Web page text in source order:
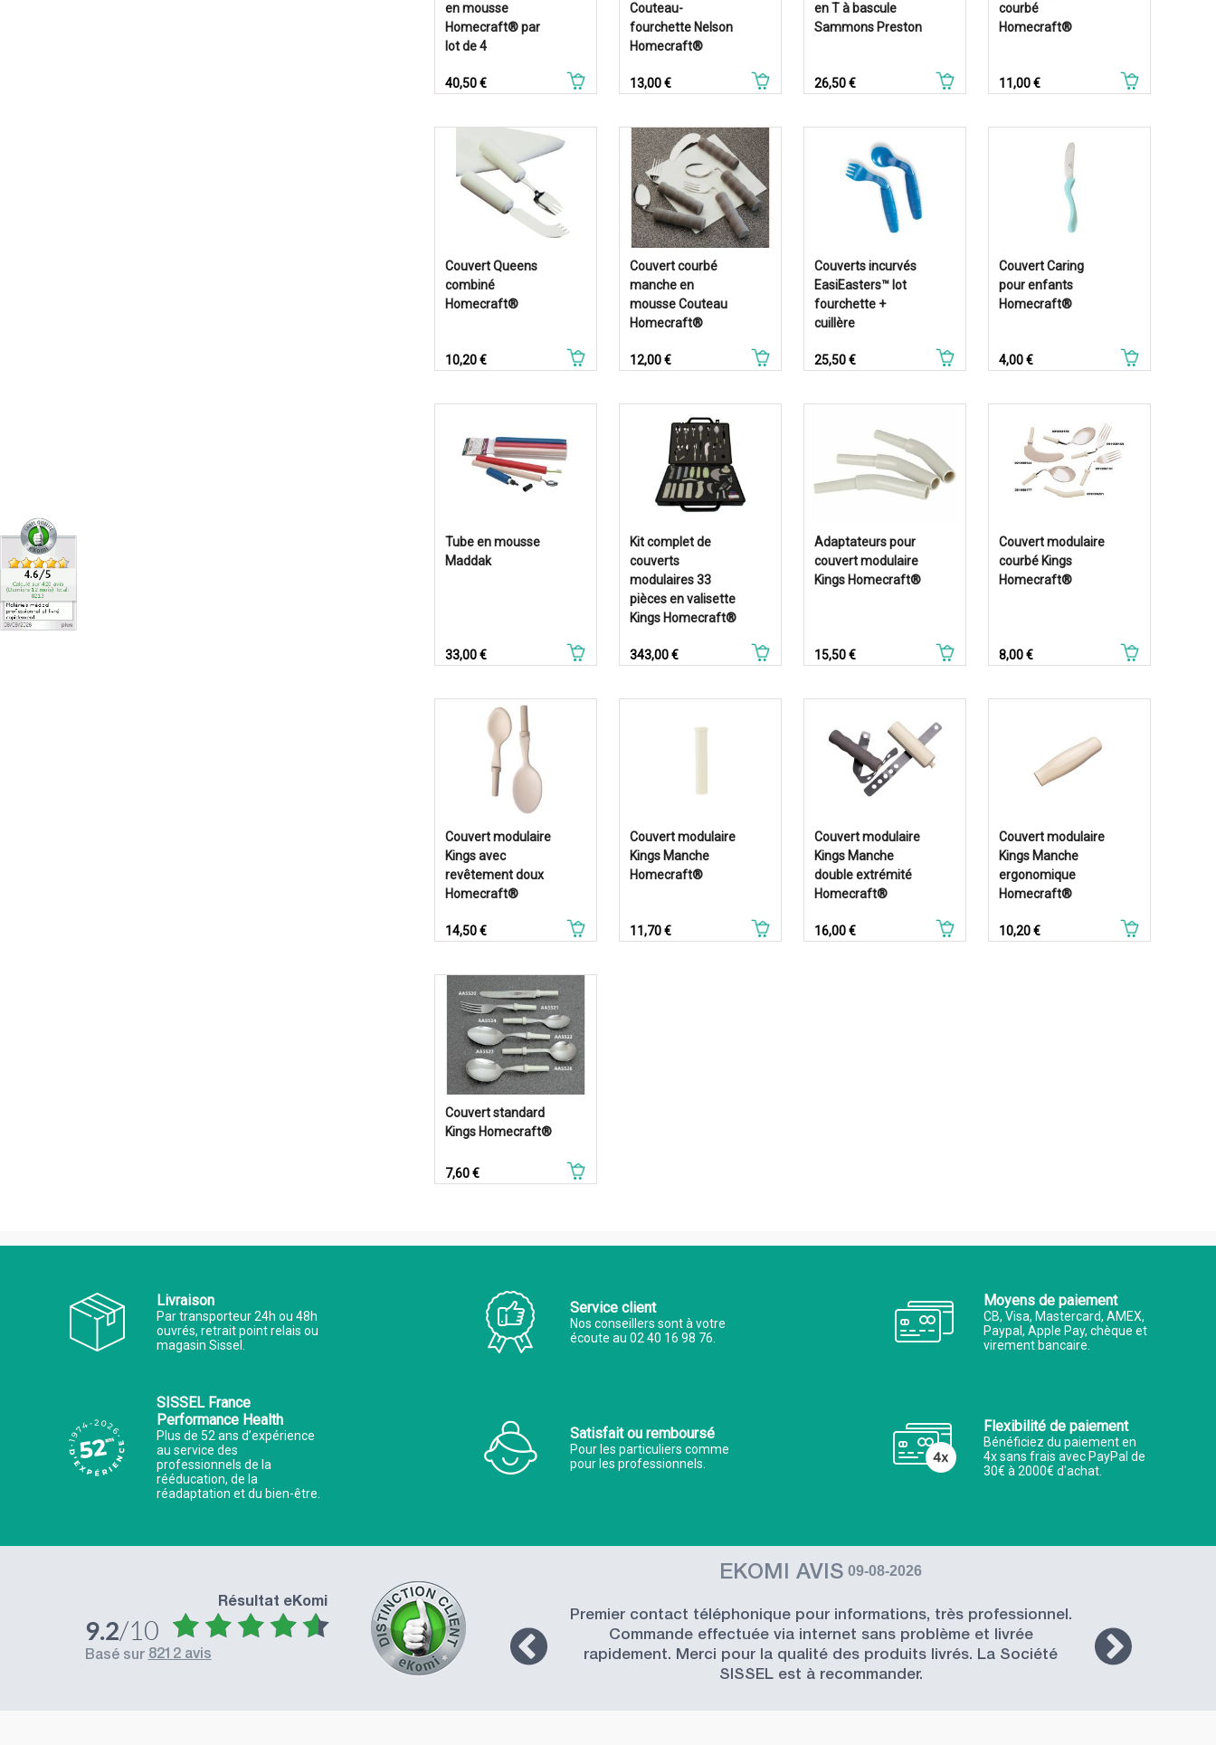
en mousse
Homecraft® par
lot de 4
Prix
40,50 €
Couteau-
fourchette Nelson
Homecraft®
Prix
13,00 €
en T à bascule
Sammons Preston
Prix
26,50 €
courbé
Homecraft®
Prix
11,00 €
Couvert Queens
combiné
Homecraft®
Prix
10,20 €
Couvert courbé
manche en
mousse Couteau
Homecraft®
Prix
12,00 €
Couverts incurvés
EasiEasters™ lot
fourchette +
cuillère
Prix
25,50 €
Couvert Caring
pour enfants
Homecraft®
Prix
4,00 €
Tube en mousse
Maddak
Prix
33,00 €
Kit complet de
couverts
modulaires 33
pièces en valisette
Kings Homecraft®
Prix
343,00 €
Adaptateurs pour
couvert modulaire
Kings Homecraft®
Prix
15,50 €
Couvert modulaire
courbé Kings
Homecraft®
Prix
8,00 €
Couvert modulaire
Kings avec
revêtement doux
Homecraft®
Prix
14,50 €
Couvert modulaire
Kings Manche
Homecraft®
Prix
11,70 €
Couvert modulaire
Kings Manche
double extrémité
Homecraft®
Prix
16,00 €
Couvert modulaire
Kings Manche
ergonomique
Homecraft®
Prix
10,20 €
Couvert standard
Kings Homecraft®
Prix
7,60 €
Livraison
Par transporteur 24h ou 48h
ouvrés, retrait point relais ou
magasin Sissel.
Service client
Nos conseillers sont à votre
écoute au 02 40 16 98 76.
Moyens de paiement
CB, Visa, Mastercard, AMEX,
Paypal, Apple Pay, chèque et
virement bancaire.
SISSEL France
Performance Health
Plus de 52 ans d’expérience
au service des
professionnels de la
rééducation, de la
réadaptation et du bien-être.
Satisfait ou remboursé
Pour les particuliers comme
pour les professionnels.
Flexibilité de paiement
Bénéficiez du paiement en
4x sans frais avec PayPal de
30€ à 2000€ d'achat.
Résultat eKomi
9.2/10
basé sur8212 avis
EKOMI AVIS 09-08-2026
Excellents produits Excellent service
Premier contact téléphonique pour informations, très professionnel.
Commande effectuée via internet sans problème et livrée
rapidement. Merci pour la qualité des produits livrés. La Société
SISSEL est à recommander.